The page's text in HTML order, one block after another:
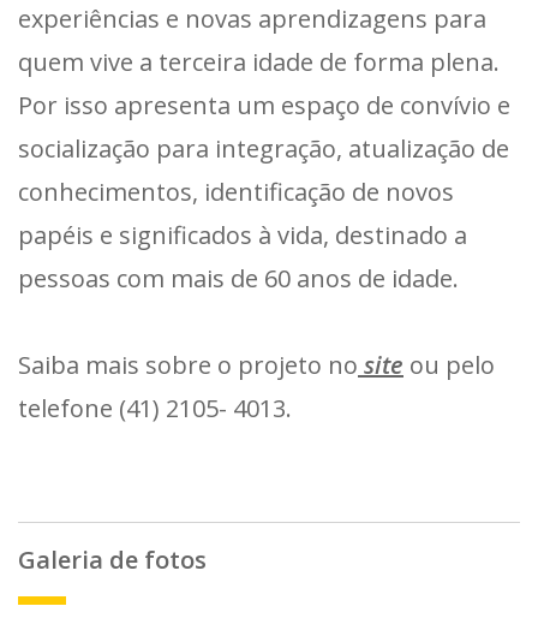
experiências e novas aprendizagens para
quem vive a terceira idade de forma plena.
Por isso apresenta um espaço de convívio e
socialização para integração, atualização de
conhecimentos, identificação de novos
papéis e significados à vida, destinado a
pessoas com mais de 60 anos de idade.
Saiba mais sobre o projeto no site ou pelo
telefone (41) 2105- 4013.
Galeria de fotos